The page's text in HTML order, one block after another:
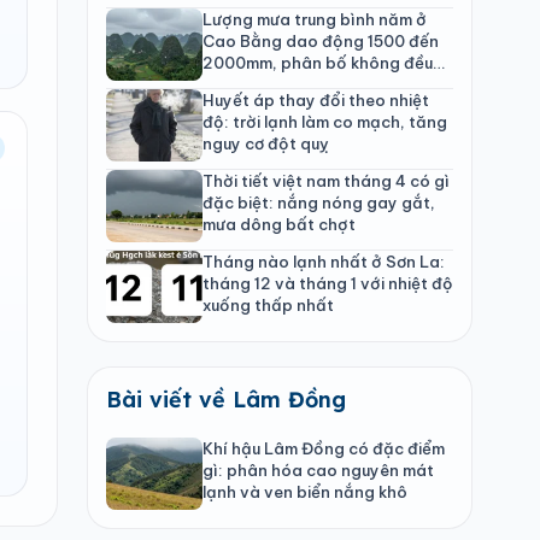
Lượng mưa trung bình năm ở
Cao Bằng dao động 1500 đến
2000mm, phân bố không đều
Huyết áp thay đổi theo nhiệt
độ: trời lạnh làm co mạch, tăng
nguy cơ đột quỵ
Thời tiết việt nam tháng 4 có gì
đặc biệt: nắng nóng gay gắt,
mưa dông bất chợt
Tháng nào lạnh nhất ở Sơn La:
tháng 12 và tháng 1 với nhiệt độ
xuống thấp nhất
Bài viết về Lâm Đồng
Khí hậu Lâm Đồng có đặc điểm
gì: phân hóa cao nguyên mát
lạnh và ven biển nắng khô